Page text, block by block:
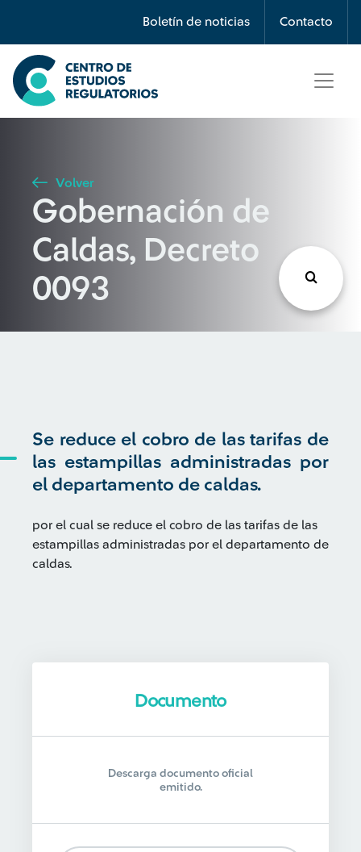
Boletín de noticias Contacto
Búsqueda
Seleccione país
Buscar
Volver
Gobernación de
Caldas, Decreto
0093
Se reduce el cobro de las tarifas de
las estampillas administradas por
el departamento de caldas.
por el cual se reduce el cobro de las tarifas de las
estampillas administradas por el departamento de
caldas.
Documento
Descarga documento oficial
emitido.